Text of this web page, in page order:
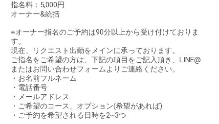
指名料：5,000円
オーナー&統括
※オーナー指名のご予約は90分以上から受け付けておりま
す。
現在、リクエスト出勤をメインに承っております。
ご指名をご希望の方は、下記の項目をご記入頂き、LINE@
またはお問い合わせフォームよりご連絡ください。
・お名前フルネーム
・電話番号
・メールアドレス
・ご希望のコース、オプション(希望があれば)
・ご予約を希望される日時を2~3つ